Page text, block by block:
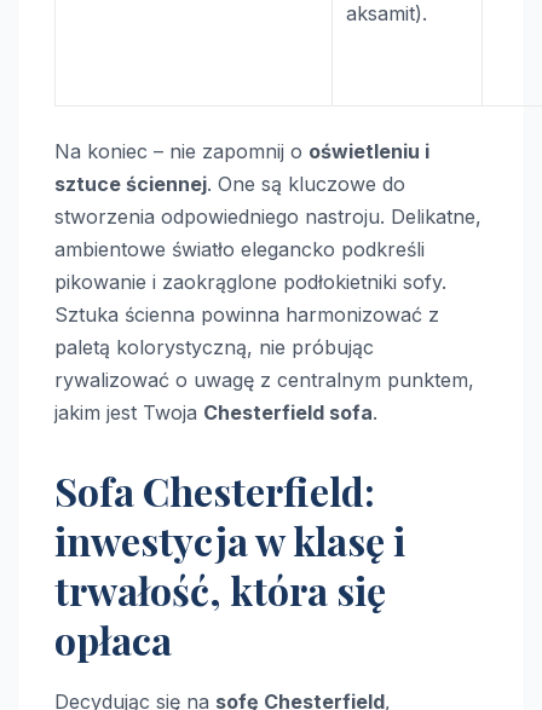
aksamit).
Na koniec – nie zapomnij o oświetleniu i
sztuce ściennej. One są kluczowe do
stworzenia odpowiedniego nastroju. Delikatne,
ambientowe światło elegancko podkreśli
pikowanie i zaokrąglone podłokietniki sofy.
Sztuka ścienna powinna harmonizować z
paletą kolorystyczną, nie próbując
rywalizować o uwagę z centralnym punktem,
jakim jest Twoja Chesterfield sofa.
Sofa Chesterfield:
inwestycja w klasę i
trwałość, która się
opłaca
Decydując się na sofę Chesterfield,